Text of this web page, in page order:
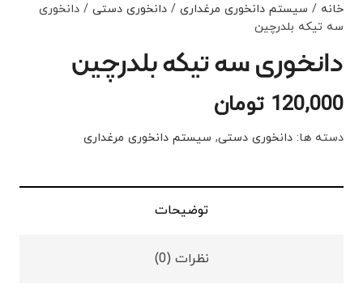
خانه / سیستم دانخوری مرغداری / دانخوری دستی / دانخوری
سه تیکه بلدرچین
دانخوری سه تیکه بلدرچین
120,000 تومان
دسته ها: دانخوری دستی, سیستم دانخوری مرغداری
توضیحات
نظرات (0)